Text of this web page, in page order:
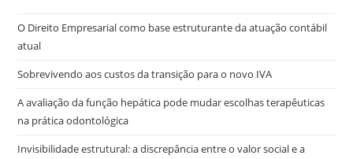
O Direito Empresarial como base estruturante da atuação contábil
atual
Sobrevivendo aos custos da transição para o novo IVA
A avaliação da função hepática pode mudar escolhas terapêuticas
na prática odontológica
Invisibilidade estrutural: a discrepância entre o valor social e a